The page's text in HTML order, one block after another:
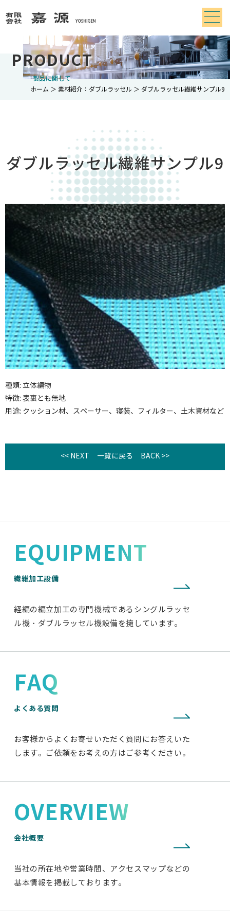
PRODUCT
製品に関して
ホーム ＞ 素材紹介：ダブルラッセル ＞ ダブルラッセル繊維サンプル9
ダブルラッセル繊維サンプル9
種類: 立体編物
特徴: 表裏とも無地
用途: クッション材、スペーサー、寝装、フィルター、土木資材など
<< NEXT 一覧に戻る BACK >>
EQUIPMENT
繊維加工設備
経編の編立加工の専門機械であるシングルラッセ
ル機・ダブルラッセル機設備を擁しています。
FAQ
よくある質問
お客様からよくお寄せいただく質問にお答えいた
します。ご依頼をお考えの方はご参考ください。
OVERVIEW
会社概要
当社の所在地や営業時間、アクセスマップなどの
基本情報を掲載しております。